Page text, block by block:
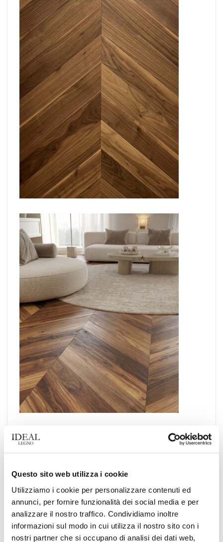
Questo sito web utilizza i cookie
Utilizziamo i cookie per personalizzare contenuti ed
annunci, per fornire funzionalità dei social media e per
analizzare il nostro traffico. Condividiamo inoltre
informazioni sul modo in cui utilizza il nostro sito con i
nostri partner che si occupano di analisi dei dati web,
.
Questo elemento è stato inserito inNews. Aggiungilo aisegnalibri